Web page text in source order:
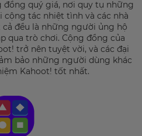
quý giá, nơi quy tụ những
tác nhiệt tình và các nhà
đều là những người ủng hộ
qua trò chơi. Cộng đồng của
trở nên tuyệt vời, và các đại
bảo những người dùng khác
Kahoot! tốt nhất.